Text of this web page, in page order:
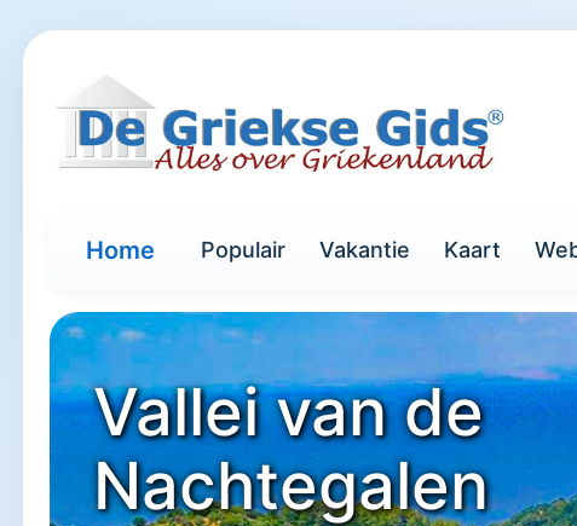
Home Populair Vakantie Kaart
Vallei van de
Nachtegalen